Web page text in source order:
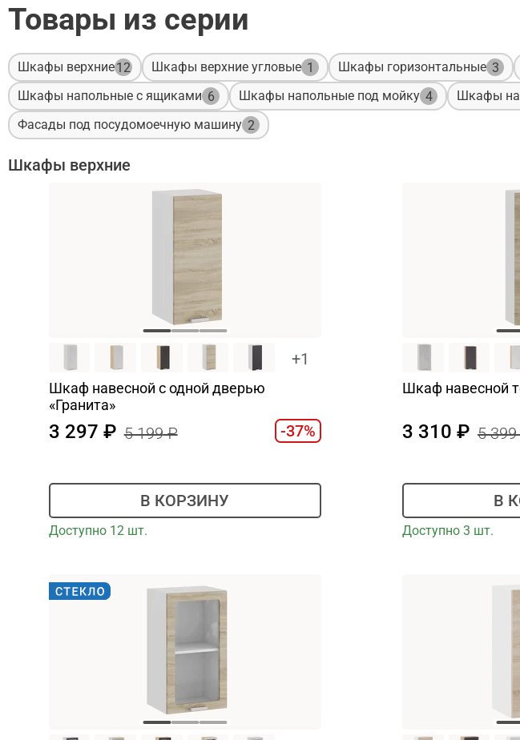
Товары из серии
Шкафы верхние12 Шкафы верхние угловые 1 Шкафы горизонтальные 3
Шкафы напольные с ящиками 6 Шкафы напольные под мойку 4 Шкафы
Фасады под посудомоечную машину 2
Шкафы верхние
+1
Шкаф навесной c одной дверью
«Гранита»
3 297 5 199 -37%
В КОРЗИНУ
Доступно 12 шт.
Шкаф навесной
3 310 5 399
В
Доступно 3 шт.